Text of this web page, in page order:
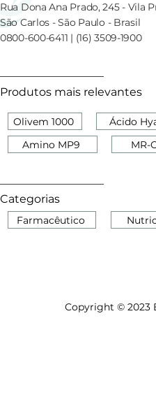
Rua Dona Ana Prado, 245 - Vila
São Carlos - São Paulo - Brasil
0800-600-6411 | (16) 3509-1900
Produtos mais relevantes
Olivem 1000
Ácido
Amino MP9
MR-
Categorias
Farmacêutico
Copyright © 2023